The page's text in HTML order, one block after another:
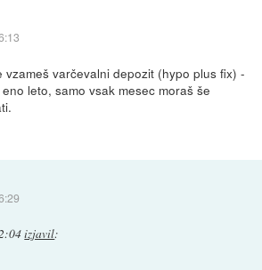
vzameš varčevalni depozit (hypo plus fix) -
leto, samo vsak mesec moraš še
izjavil: